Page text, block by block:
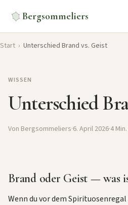
Bergsommeliers
Start › Unterschied Brand vs. Geist
WISSEN
Unterschied
Von Bergsommeliers·6. April 2026·4
Brand oder Geist — was
Wenn du vor dem